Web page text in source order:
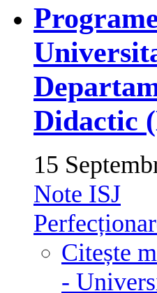
Didactic
15
Note ISJ
Citește
-